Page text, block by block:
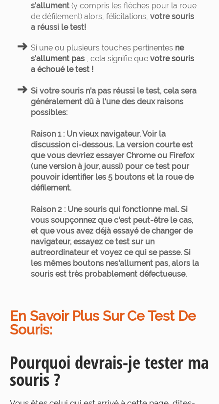
s'allument (y compris les flèches pour la roue
de défilement) alors, félicitations, votre souris
a réussi le test!
Si une ou plusieurs touches pertinentes ne
s'allument pas
, cela signifie que votre souris
a échoué le test !
Si votre souris n'a pas réussi le test, cela sera
généralement dû à l'une des deux raisons
possibles:
Raison 1 : Un vieux navigateur.Voir la
discussion ci-dessous. La version courte est
que vous devriez essayer Chrome ou Firefox
(une version à jour, aussi) pour ce test pour
pouvoir identifier les 5 boutons et la roue de
défilement.
Raison 2 : Une souris qui fonctionne mal. Si
vous soupçonnez que c'est peut-être le cas,
et que vous avez déjà essayé de changer de
navigateur, essayez ce test sur un
autreordinateur et voyez ce qui se passe. Si
les mêmes boutons nes'allument pas, alors la
souris est très probablement défectueuse.
En Savoir Plus Sur Ce Test De
Souris:
Pourquoi devrais-je tester ma
souris ?